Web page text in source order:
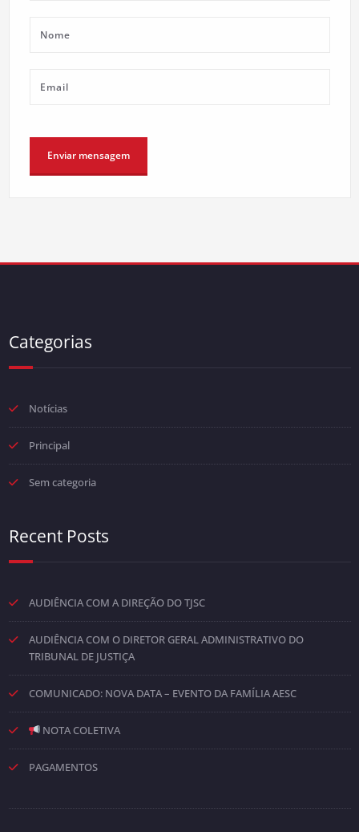
Categorias
Notícias
Principal
Sem categoria
Recent Posts
AUDIÊNCIA COM A DIREÇÃO DO TJSC
AUDIÊNCIA COM O DIRETOR GERAL ADMINISTRATIVO DO
TRIBUNAL DE JUSTIÇA
COMUNICADO: NOVA DATA – EVENTO DA FAMÍLIA AESC
NOTA COLETIVA
PAGAMENTOS